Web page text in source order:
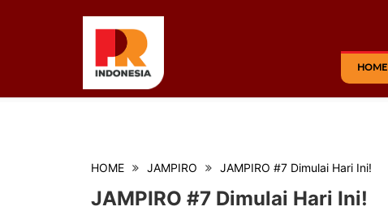
HOME
HOME JAMPIRO JAMPIRO #7 Dimulai Hari Ini!
JAMPIRO #7 Dimulai Hari Ini!